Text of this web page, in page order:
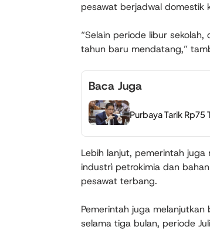
pesawat berjadwal domestik
“Selain periode libur
tahun baru mendatang,”
Baca Juga
Purbaya Tarik
Lebih lanjut, pemerintah
industrì petrokimia dan
pesawat terbang.
Pemerintah juga
selama tiga bulan, periode